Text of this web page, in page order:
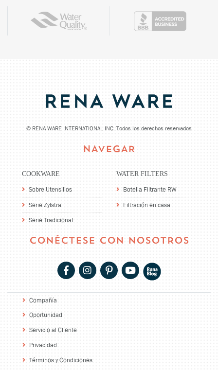
© RENA WARE INTERNATIONAL INC. Todos los derechos reservados
NAVEGAR
COOKWARE
Sobre Utensilios
Serie Zylstra
Serie Tradicional
WATER FILTERS
Botella Filtrante RW
Filtración en casa
CONÉCTESE CON NOSOTROS
Compañía
Oportunidad
Servicio al Cliente
Privacidad
Términos y Condiciones